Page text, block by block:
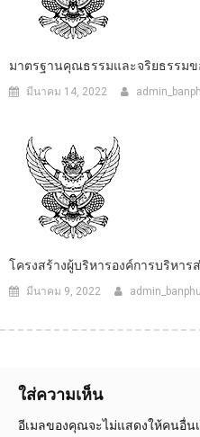
มาตรฐานคุณธรรมและจริยธรรม
มีนาคม 14, 2022
โครงสร้างผู้บริหารองค์การบริหา
มีนาคม 9, 2022
ใส่ความเห็น
อีเมลของคุณจะไม่แสดงให้คนอื่น